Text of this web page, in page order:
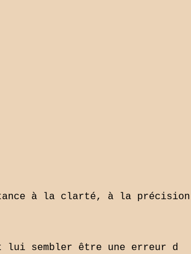
à la clarté, à la précision
lui sembler être une erreur d